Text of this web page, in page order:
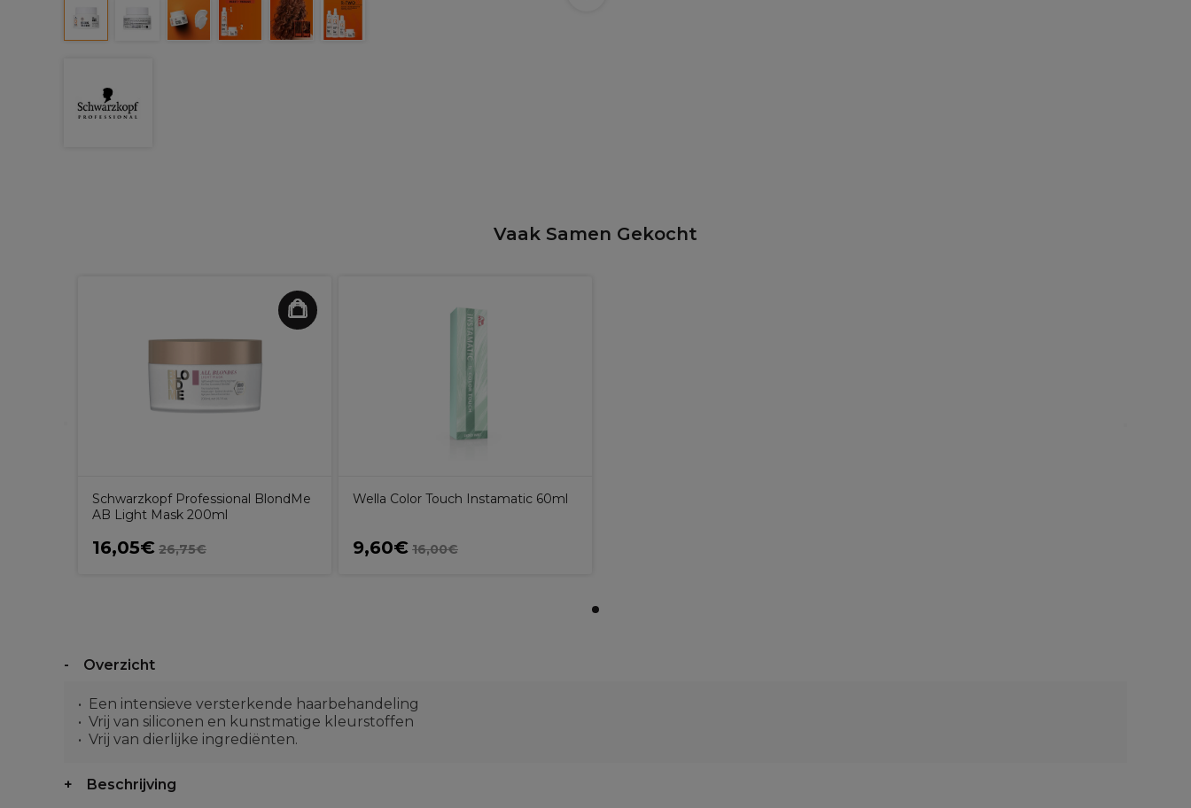
Vaak Samen Gekocht
Schwarzkopf Professional BlondMe
AB Light Mask 200ml
16,05€ 26,75€
Wella Color Touch Instamatic 60ml
9,60€ 16,00€
Overzicht
Een intensieve versterkende haarbehandeling
Vrij van siliconen en kunstmatige kleurstoffen
Vrij van dierlijke ingrediënten.
Beschrijving